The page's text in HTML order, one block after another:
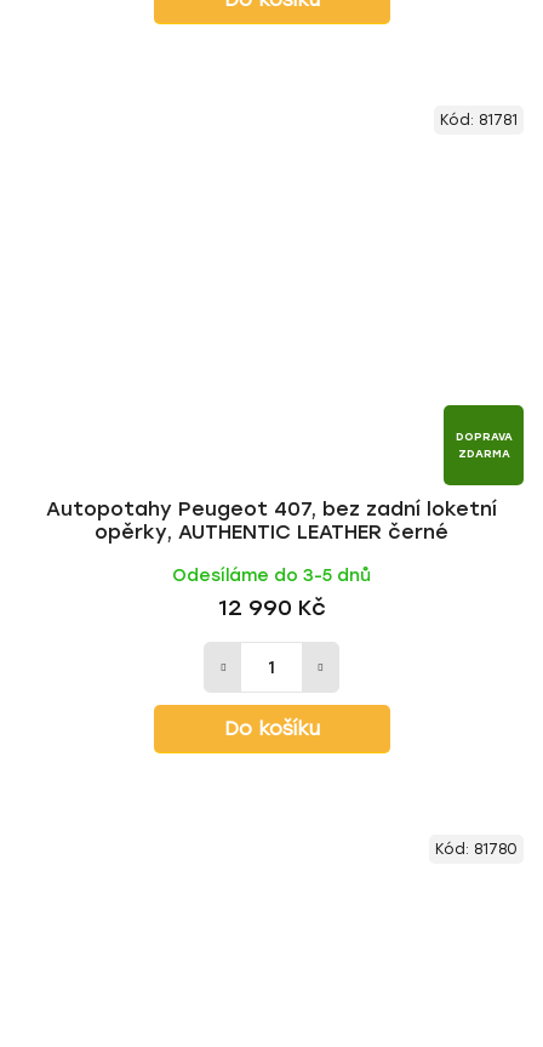
DOPRAVA
ZDARMA
Autopotahy Peugeot 407, bez zadní loketní
opěrky, AUTHENTIC LEATHER černé
Odesíláme do 3-5 dnů
12 990 Kč
Do košíku
Kód: 81781
Kód: 81780